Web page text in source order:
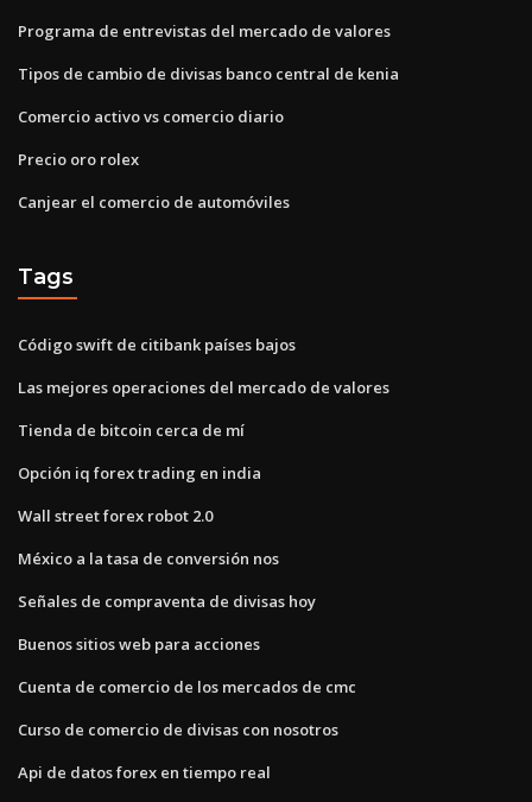
Programa de entrevistas del mercado de valores
Tipos de cambio de divisas banco central de kenia
Comercio activo vs comercio diario
Precio oro rolex
Canjear el comercio de automóviles
Tags
Código swift de citibank países bajos
Las mejores operaciones del mercado de valores
Tienda de bitcoin cerca de mí
Opción iq forex trading en india
Wall street forex robot 2.0
México a la tasa de conversión nos
Señales de compraventa de divisas hoy
Buenos sitios web para acciones
Cuenta de comercio de los mercados de cmc
Curso de comercio de divisas con nosotros
Api de datos forex en tiempo real